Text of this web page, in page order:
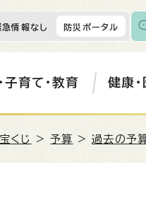
急情報なし 防災ポータル
子育て・教育 健康
くじ >予算 >過去の予